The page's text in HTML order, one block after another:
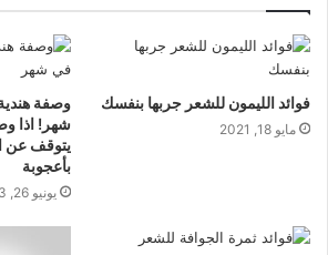
فوائد الليمون للشعر جربها بنفسك
مايو 18, 2021
وصفة
شهر! اذا
يتوقف عن
بأعجوبة
يونيو 26, 2023